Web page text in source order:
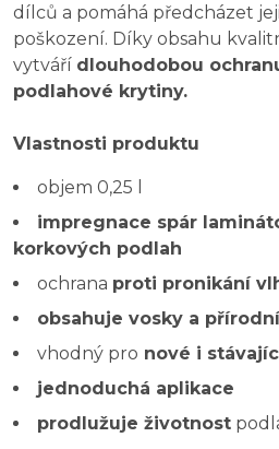
dílců a pomáhá předcházet
poškození. Díky obsahu
vytváří dlouhodobou
podlahové krytiny.
Vlastnosti produktu
objem 0,25 l
impregnace spár
korkových podlah
ochrana proti pronikání
obsahuje vosky a
vhodný pro nové i
jednoduchá aplikace
prodlužuje životnost